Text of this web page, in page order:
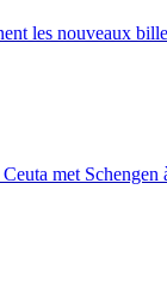
les nouveaux
met Schengen